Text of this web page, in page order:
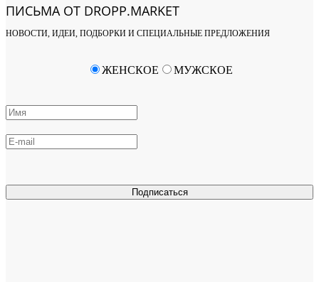
ПИСЬМА ОТ DROPP.MARKET
НОВОСТИ, ИДЕИ, ПОДБОРКИ И СПЕЦИАЛЬНЫЕ ПРЕДЛОЖЕНИЯ
Подписаться
ЖЕНСКОЕ МУЖСКОЕ